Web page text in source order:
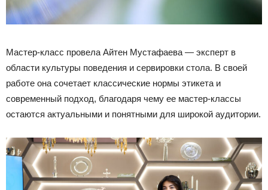
Мастер-класс провела Айтен Мустафаева — эксперт в
области культуры поведения и сервировки стола. В своей
работе она сочетает классические нормы этикета и
современный подход, благодаря чему ее мастер-классы
остаются актуальными и понятными для широкой аудитории.